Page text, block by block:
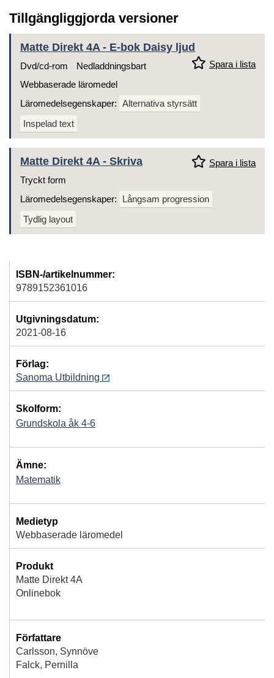
Tillgängliggjorda versioner
Matte Direkt 4A - E-bok Daisy ljud
Spara i lista
Dvd/cd-rom
Nedladdningsbart
Webbaserade läromedel
Läromedelsegenskaper: Alternativa styrsätt
Inspelad text
Matte Direkt 4A - Skriva
Spara i lista
Tryckt form
Läromedelsegenskaper:
Långsam progression
Tydlig layout
ISBN-/artikelnummer:
9789152361016
Utgivningsdatum:
2021-08-16
Förlag:
Sanoma Utbildning
Skolform:
Grundskola åk 4-6
Ämne:
Matematik
Medietyp
Webbaserade läromedel
Produkt
Matte Direkt 4A
Onlinebok
Författare
Carlsson, Synnöve
Falck, Pernilla